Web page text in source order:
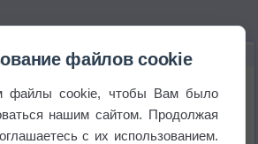
столицы бьют рекорды жары
файлов cookie
файлы cookie, чтобы Вам было
нашим сайтом. Продолжая
с их использованием.